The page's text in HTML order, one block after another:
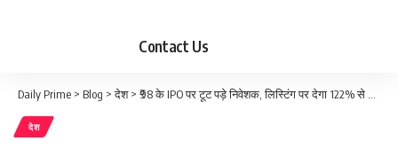
Contact Us
Daily Prime > Blog >देश> ₹98 के IPO पर टूट पड़े निवेशक, लिस्टिंग पर देगा 122% से अधिक का मुनाफा! 364 गुना हुआ सब्सक्राइब…
देश